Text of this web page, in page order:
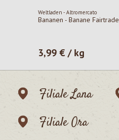
Weltladen - Altromercato
Bananen - Banane Fairtrade
Prezzo normale:
3,99 € / kg
Filiale Lana
Filiale Ora